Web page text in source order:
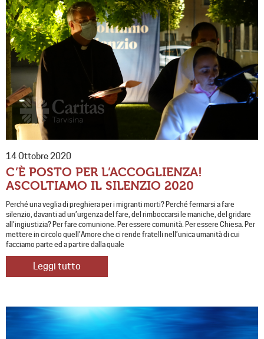
14 Ottobre 2020
C’È POSTO PER L’ACCOGLIENZA!
ASCOLTIAMO IL SILENZIO 2020
Perché una veglia di preghiera per i migranti morti? Perché fermarsi a fare
silenzio, davanti ad un’urgenza del fare, del rimboccarsi le maniche, del gridare
all’ingiustizia? Per fare comunione. Per essere comunità. Per essere Chiesa. Per
mettere in circolo quell’Amore che ci rende fratelli nell’unica umanità di cui
facciamo parte ed a partire dalla quale
Leggi tutto